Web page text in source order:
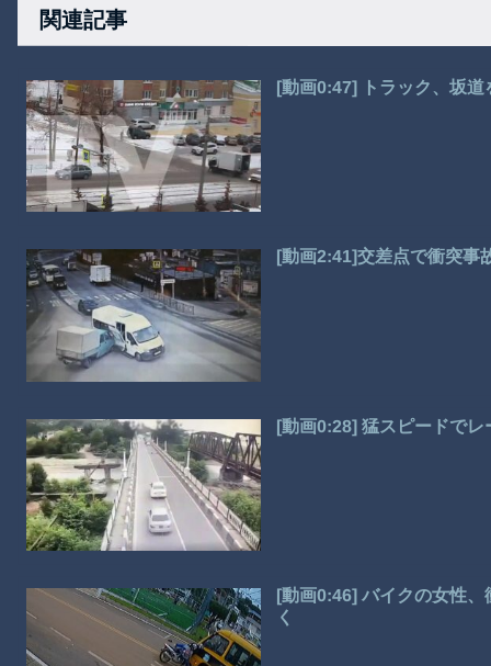
関連記事
[動画0:47] トラック、坂道
[動画2:41]交差点で衝突事
[動画0:28] 猛スピードで
[動画0:46] バイクの女性
く